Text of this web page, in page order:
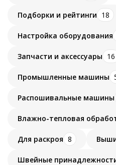
Подборки и рейтинги 18
Настройка оборудования
Запчасти и аксессуары 16
Промышленные машины
Распошивальные машины
Влажно-тепловая
Для раскроя 8
Швейные